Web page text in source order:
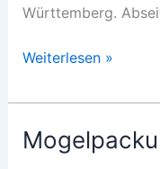
Württemberg.
Es
kein
grünes
Leben
Weiterlesen »